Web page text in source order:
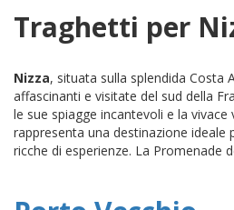
Traghetti per
Nizza, situata sulla splendida Costa
affascinanti e visitate del sud della
le sue spiagge incantevoli e la vivace
rappresenta una destinazione ideale
ricche di esperienze. La Promenade